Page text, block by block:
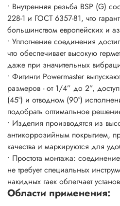
• Внутренняя резьба BSP (G)
228-1 и ГОСТ 6357-81, что
большинством европейских и
• Уплотнение соединения
что обеспечивает высокую
даже при значительных
• Фитинги Powermaster
размеров - от 1/4” до 2”,
(45°) и отводном (90°)
подобрать оптимальное
• Изделия производятся из
антикоррозийным покрытием,
качества и маркируются для
• Простота монтажа:
не требует специальных
накидных гаек облегчает
Области применения: